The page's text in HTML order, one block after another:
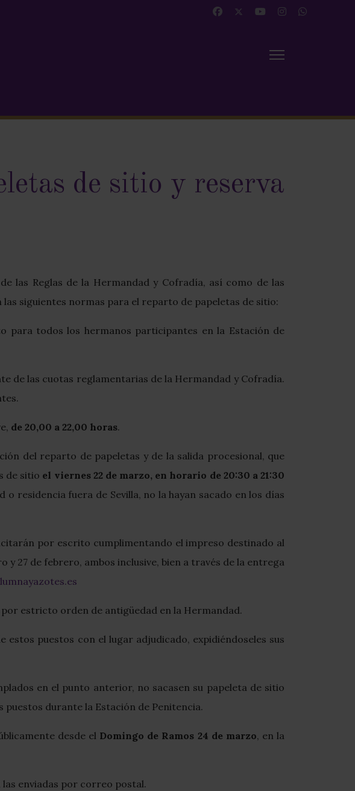
de sitio y reserva
las Reglas de la Hermandad y Cofradía, así como de las
siguientes normas para el reparto de papeletas de sitio:
para todos los hermanos participantes en la Estación de
de las cuotas reglamentarias de la Hermandad y Cofradía.
de 20,00 a 22,00 horas.
del reparto de papeletas y de la salida procesional, que
de sitio el viernes 22 de marzo, en horario de 20:30 a 21:30
o residencia fuera de Sevilla, no la hayan sacado en los días
por escrito cumplimentando el impreso destinado al
27 de febrero, ambos inclusive, bien a través de la entrega
estricto orden de antigüedad en la Hermandad.
puestos con el lugar adjudicado, expidiéndoseles sus
en el punto anterior, no sacasen su papeleta de sitio
durante la Estación de Penitencia.
desde el Domingo de Ramos 24 de marzo, en la
enviadas por correo postal.